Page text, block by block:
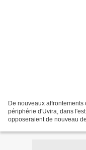
De nouveaux
périphérie d'Uvira, dans
opposeraient de nouveau